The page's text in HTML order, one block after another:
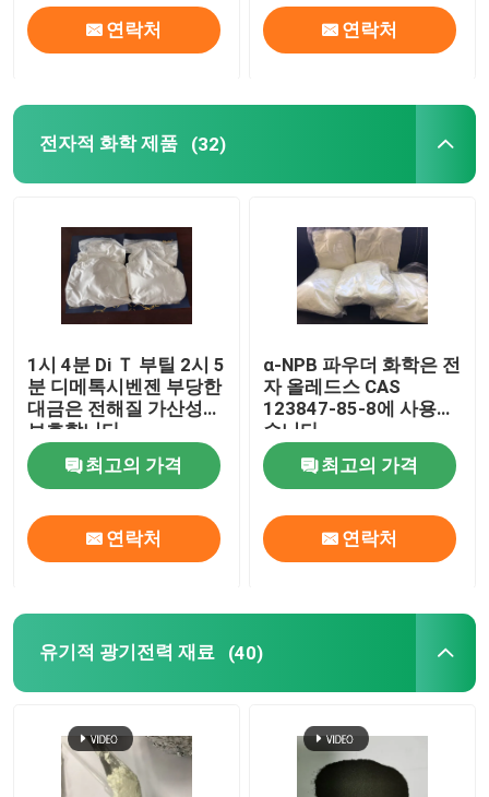
연락처 연락처
전자적 화학 제품 (32)
1시 4분 Di Ｔ 부틸 2시 5
분 디메톡시벤젠 부당한
대금은 전해질 가산성을
보호합니다
최고의 가격
연락처
α-NPB 파우더 화학은 전
자 올레드스 CAS
123847-85-8에 사용했
습니다
최고의 가격
연락처
유기적 광기전력 재료 (40)